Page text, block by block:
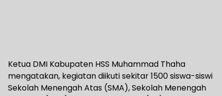
Ketua DMI Kabupaten HSS Muhammad Thaha
mengatakan, kegiatan diikuti sekitar 1500 siswa-siswi
Sekolah Menengah Atas (SMA), Sekolah Menengah